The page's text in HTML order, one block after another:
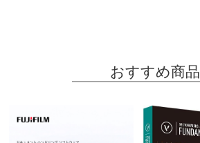
おすすめ商品